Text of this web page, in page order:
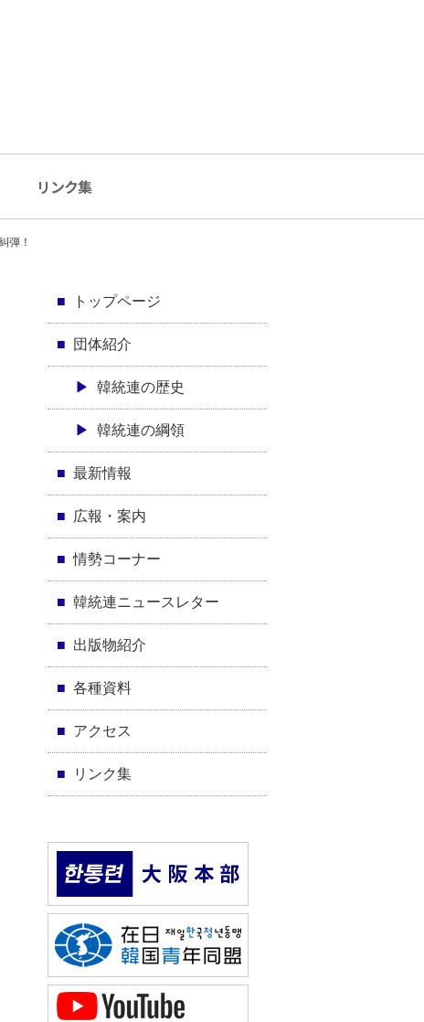
リンク集
弾！
トップページ
団体紹介
韓統連の歴史
韓統連の綱領
最新情報
広報・案内
情勢コーナー
韓統連ニュースレター
出版物紹介
各種資料
アクセス
リンク集